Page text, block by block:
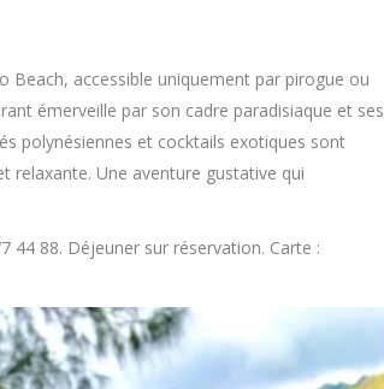
Beach, accessible uniquement par pirogue ou
émerveille par son cadre paradisiaque et ses
polynésiennes et cocktails exotiques sont
relaxante. Une aventure gustative qui
44 88. Déjeuner sur réservation. Carte :